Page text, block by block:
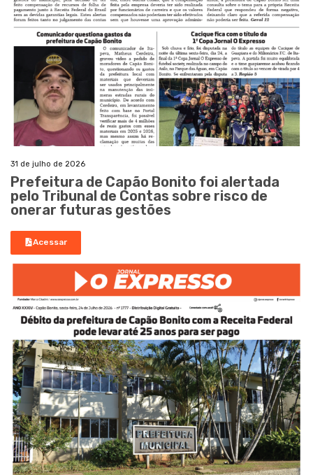
31 de julho de 2026
Prefeitura de Capão Bonito foi alertada
pelo Tribunal de Contas sobre risco de
onerar futuras gestões
Acessar